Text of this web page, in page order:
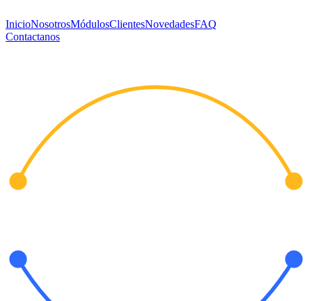
InicioNosotrosMódulosClientesNovedadesFAQ
Contactanos